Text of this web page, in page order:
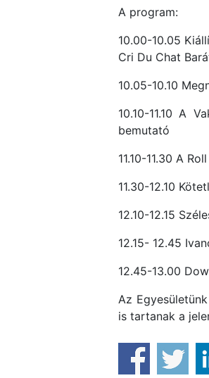
A program:
10.00-10.05
Cri Du Chat
10.05-10.10
10.10-11.10 A
bemutató
11.10-11.30 A
11.30-12.10
12.10-12.15
12.15- 12.45
12.45-13.00
Az
is tartanak a